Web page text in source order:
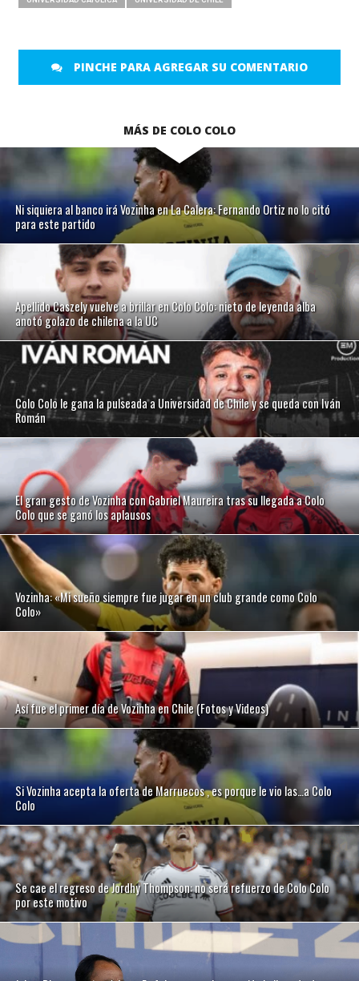
PINCHE PARA AGREGAR SU COMENTARIO
MÁS DE COLO COLO
Ni siquiera al banco irá Vozinha en La Calera: Fernando Ortiz no lo citó
para este partido
Apellido Caszely vuelve a brillar en Colo Colo: nieto de leyenda alba
anotó golazo de chilena a la UC
Colo Colo le gana la pulseada a Universidad de Chile y se queda con Iván
Román
El gran gesto de Vozinha con Gabriel Maureira tras su llegada a Colo
Colo que se ganó los aplausos
Vozinha: «Mi sueño siempre fue jugar en un club grande como Colo
Colo»
Así fue el primer día de Vozinha en Chile (Fotos y Videos)
Si Vozinha acepta la oferta de Marruecos , es porque le vio las…a Colo
Colo
Se cae el regreso de Jordhy Thompson: no será refuerzo de Colo Colo
por este motivo